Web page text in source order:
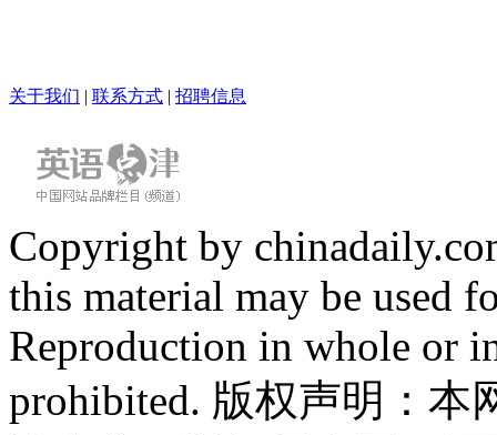
关于我们 | 联系方式 | 招聘信息
Copyright by
this material may be used
Reproduction in whole or
prohibited. 版权声明：